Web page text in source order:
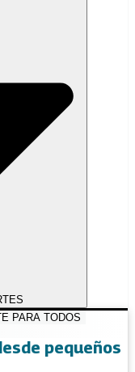
PARA TODOS
pequeños